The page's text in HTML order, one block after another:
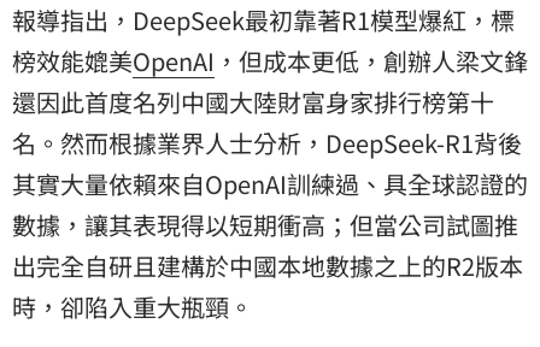
報導指出，DeepSeek最初靠著R1模型爆紅，標
榜效能媲美OpenAI ，但成本更低，創辦人梁文鋒
還因此首度名列中國大陸財富身家排行榜第十
名。然而根據業界人士分析，DeepSeek-R1背後
其實大量依賴來自OpenAI訓練過、具全球認證的
數據，讓其表現得以短期衝高；但當公司試圖推
出完全自研且建構於中國本地數據之上的R2版本
時，卻陷入重大瓶頸。